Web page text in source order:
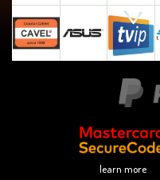
learn more